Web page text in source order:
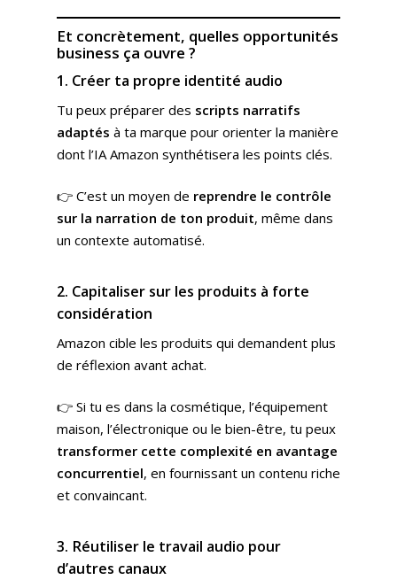
Et concrètement, quelles opportunités
business ça ouvre ?
1. Créer ta propre identité audio
Tu peux préparer des scripts narratifs
adaptés à ta marque pour orienter la manière
dont l’IA Amazon synthétisera les points clés.
👉 C’est un moyen de reprendre le contrôle
sur la narration de ton produit, même dans
un contexte automatisé.
2. Capitaliser sur les produits à forte
considération
Amazon cible les produits qui demandent plus
de réflexion avant achat.
👉 Si tu es dans la cosmétique, l’équipement
maison, l’électronique ou le bien-être, tu peux
transformer cette complexité en avantage
concurrentiel, en fournissant un contenu riche
et convaincant.
3. Réutiliser le travail audio pour
d’autres canaux